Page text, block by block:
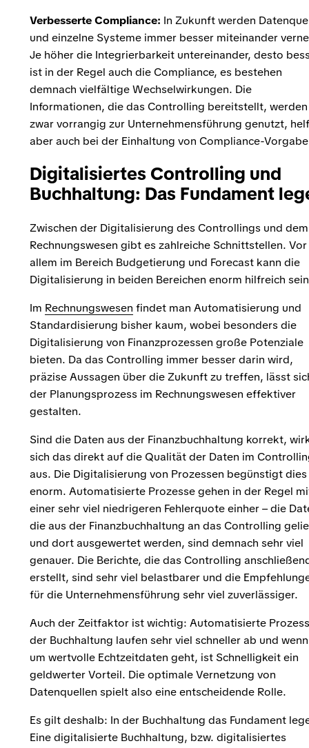
Verbesserte Compliance: In Zukunft werden
und einzelne Systeme immer besser miteinander
Je höher die Integrierbarkeit untereinander, desto
ist in der Regel auch die Compliance, es bestehen
demnach vielfältige Wechselwirkungen. Die
Informationen, die das Controlling bereitstellt, werden
zwar vorrangig zur Unternehmensführung genutzt,
aber auch bei der Einhaltung von Compliance-
Digitalisiertes Controlling und
Buchhaltung: Das Fundament
Zwischen der Digitalisierung des Controllings und dem
Rechnungswesen gibt es zahlreiche Schnittstellen. Vor
allem im Bereich Budgetierung und Forecast kann die
Digitalisierung in beiden Bereichen enorm hilfreich
Im Rechnungswesen findet man Automatisierung und
Standardisierung bisher kaum, wobei besonders die
Digitalisierung von Finanzprozessen große Potenziale
bieten. Da das Controlling immer besser darin wird,
präzise Aussagen über die Zukunft zu treffen, lässt
der Planungsprozess im Rechnungswesen effektiver
gestalten.
Sind die Daten aus der Finanzbuchhaltung korrekt,
sich das direkt auf die Qualität der Daten im
aus. Die Digitalisierung von Prozessen begünstigt dies
enorm. Automatisierte Prozesse gehen in der Regel
einer sehr viel niedrigeren Fehlerquote einher – die
die aus der Finanzbuchhaltung an das Controlling
und dort ausgewertet werden, sind demnach sehr viel
genauer. Die Berichte, die das Controlling
erstellt, sind sehr viel belastbarer und die
für die Unternehmensführung sehr viel zuverlässiger.
Auch der Zeitfaktor ist wichtig: Automatisierte
der Buchhaltung laufen sehr viel schneller ab und
um wertvolle Echtzeitdaten geht, ist Schnelligkeit ein
geldwerter Vorteil. Die optimale Vernetzung von
Datenquellen spielt also eine entscheidende Rolle.
Es gilt deshalb: In der Buchhaltung das Fundament
Eine digitalisierte Buchhaltung, bzw. digitalisiertes